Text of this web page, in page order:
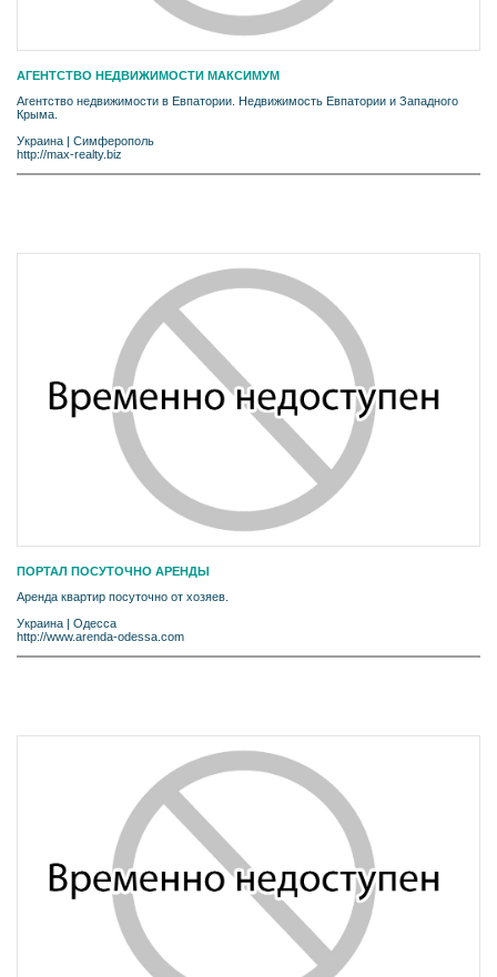
АГЕНТСТВО НЕДВИЖИМОСТИ МАКСИМУМ
Агентство недвижимости в Евпатории. Недвижимость Евпатории и Западного
Крыма.
Украина
Симферополь
http://max-realty.biz
ПОРТАЛ ПОСУТОЧНО АРЕНДЫ
Аренда квартир посуточно от хозяев.
Украина | Одесса
http://www.arenda-odessa.com